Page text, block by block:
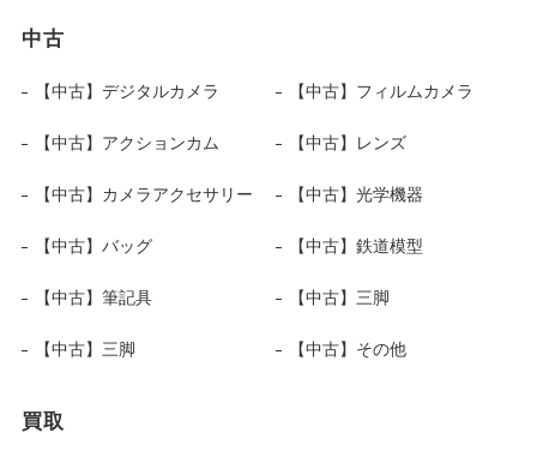
中古
【中古】デジタルカメラ 【中古】フィルムカメラ
【中古】アクションカム 【中古】レンズ
【中古】カメラアクセサリー 【中古】光学機器
【中古】バッグ 【中古】鉄道模型
【中古】筆記具 【中古】三脚
【中古】三脚 【中古】その他
買取